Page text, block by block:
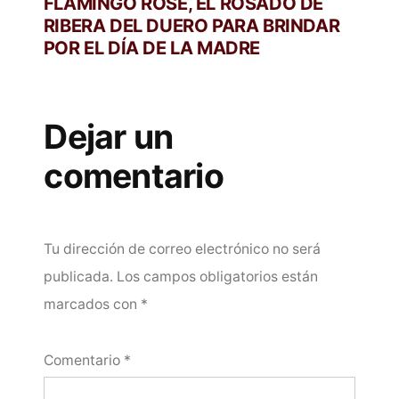
RIBERA DEL DUERO PARA BRINDAR
POR EL DÍA DE LA MADRE
Dejar un
comentario
Tu dirección de correo electrónico no será
publicada. Los campos obligatorios están
marcados con *
Comentario *